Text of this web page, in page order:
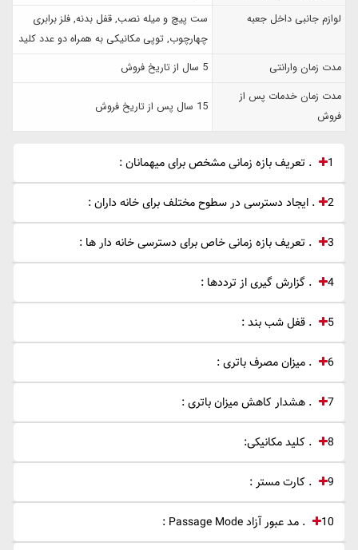
لوازم جانبی داخل جعبه
ست پیچ و میله نصب, قفل بدنه, فلز برابری
چهارچوب, توپی مکانیکی به همراه دو عدد کلید
مدت زمان وارانتی
5 سال از تاریخ فروش
مدت زمان خدمات پس از
فروش
15 سال پس از تاریخ فروش
1 . تعریف بازه زمانی مشخص برای میهمانان :
2. ایجاد دسترسی در سطوح مختلف برای خانه داران :
3 . تعریف بازه زمانی خاص برای دسترسی خانه دار ها :
4 . گزارش گیری از ترددها :
5 . قفل شب بند :
6 . میزان مصرف باتری :
7 . هشدار کاهش میزان باتری :
8 . کلید مکانیکی:
9 . کارت مستر :
10 . مد عبور آزاد Passage Mode :